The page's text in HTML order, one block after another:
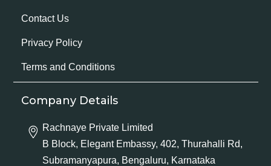
Contact Us
Privacy Policy
Terms and Conditions
Company Details
Rachnaye Private Limited
B Block, Elegant Embassy, 402, Thurahalli Rd,
Subramanyapura, Bengaluru, Karnataka